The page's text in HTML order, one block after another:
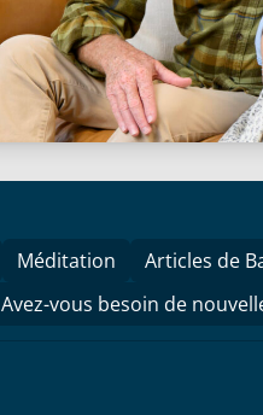
Méditation Articles de
Avez-vous besoin de